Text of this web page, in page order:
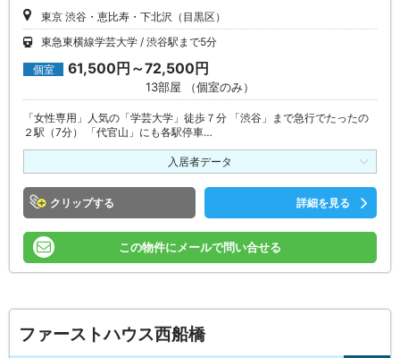
東京 渋谷・恵比寿・下北沢（目黒区）
東急東横線学芸大学
渋谷駅まで5分
個室 61,500円～72,500円
13部屋 （個室のみ）
「女性専用」人気の「学芸大学」徒歩７分 「渋谷」まで急行でたったの
２駅（7分） 「代官山」にも各駅停車…
入居者データ
クリップ 詳細を見る
この物件にメールで問い合せる
ファーストハウス西船橋